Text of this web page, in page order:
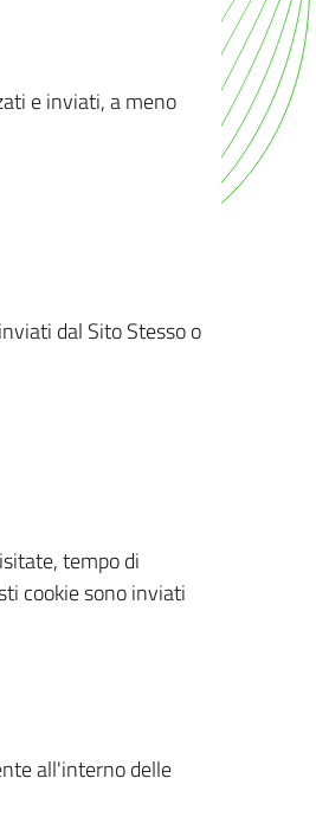
e inviati, a meno
dal Sito Stesso o
tempo di
cookie sono inviati
all'interno delle